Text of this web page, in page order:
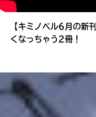
【キミノベル6月の新
くなっちゃう2冊！